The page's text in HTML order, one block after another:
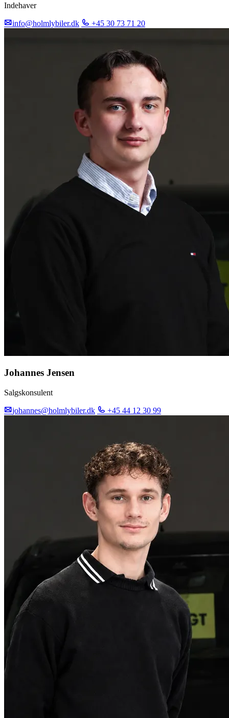
Indehaver
info@holmlybiler.dk +45 30 73 71 20
Johannes Jensen
Salgskonsulent
johannes@holmlybiler.dk +45 44 12 30 99